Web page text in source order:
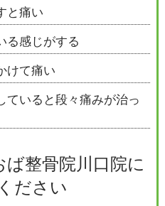
と痛い
る感じがする
けて痛い
ていると段々痛みが治っ
整骨院川口院に
ださい